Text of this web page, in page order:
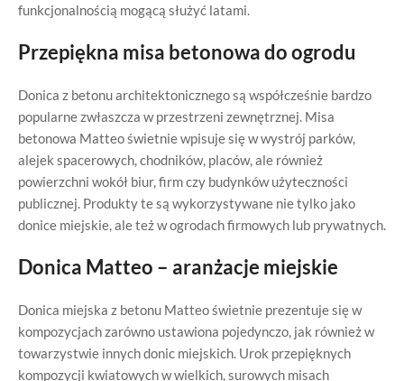
funkcjonalnością mogącą służyć latami.
Przepiękna misa betonowa do ogrodu
Donica z betonu architektonicznego są współcześnie bardzo
popularne zwłaszcza w przestrzeni zewnętrznej. Misa
betonowa Matteo świetnie wpisuje się w wystrój parków,
alejek spacerowych, chodników, placów, ale również
powierzchni wokół biur, firm czy budynków użyteczności
publicznej. Produkty te są wykorzystywane nie tylko jako
donice miejskie, ale też w ogrodach firmowych lub prywatnych.
Donica Matteo – aranżacje miejskie
Donica miejska z betonu Matteo świetnie prezentuje się w
kompozycjach zarówno ustawiona pojedynczo, jak również w
towarzystwie innych donic miejskich. Urok przepięknych
kompozycji kwiatowych w wielkich, surowych misach